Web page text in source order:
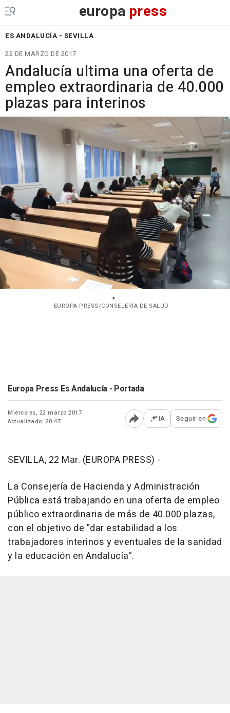
europa press
ES ANDALUCÍA - SEVILLA
22 DE MARZO DE 2017
Andalucía ultima una oferta de
empleo extraordinaria de 40.000
plazas para interinos
EUROPA PRESS/CONSEJERÍA DE SALUD
Europa Press Es Andalucía - Portada
Miércoles, 22 marzo 2017
Actualizado: 20:47
Abrir opciones para
IA Seguir en
SEVILLA, 22 Mar. (EUROPA PRESS) -
La Consejería de Hacienda y Administración
Pública está trabajando en una oferta de empleo
público extraordinaria de más de 40.000 plazas,
con el objetivo de "dar estabilidad a los
trabajadores interinos y eventuales de la sanidad
y la educación en Andalucía".